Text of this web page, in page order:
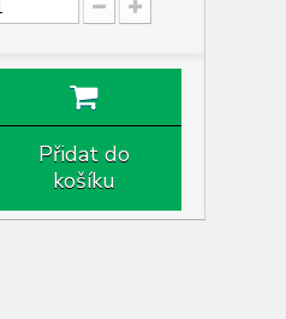
Přidat do
košíku